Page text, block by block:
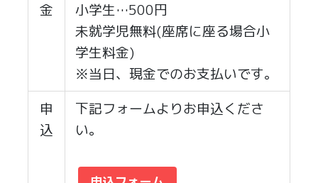
金
小学生…500円
未就学児無料(座席に座る場合小
学生料金)
※当日、現金でのお支払いです。
申
込
下記フォームよりお申込くださ
い。